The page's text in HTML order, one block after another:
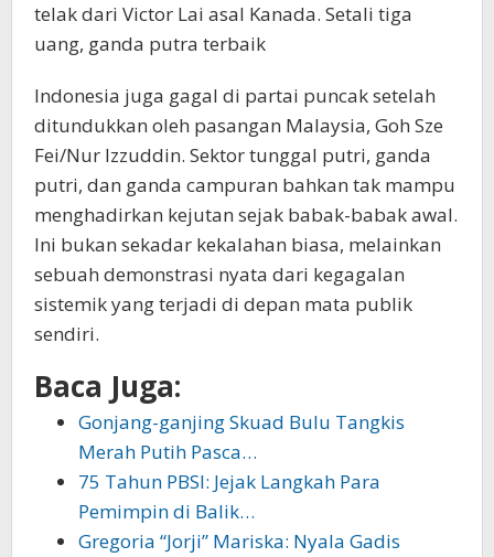
telak dari Victor Lai asal Kanada. Setali tiga
uang, ganda putra terbaik
Indonesia juga gagal di partai puncak setelah
ditundukkan oleh pasangan Malaysia, Goh Sze
Fei/Nur Izzuddin. Sektor tunggal putri, ganda
putri, dan ganda campuran bahkan tak mampu
menghadirkan kejutan sejak babak-babak awal.
Ini bukan sekadar kekalahan biasa, melainkan
sebuah demonstrasi nyata dari kegagalan
sistemik yang terjadi di depan mata publik
sendiri.
Baca Juga:
Gonjang-ganjing Skuad Bulu Tangkis
Merah Putih Pasca…
75 Tahun PBSI: Jejak Langkah Para
Pemimpin di Balik…
Gregoria “Jorji” Mariska: Nyala Gadis